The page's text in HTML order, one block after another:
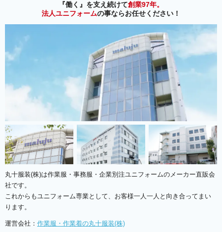
『働く』を支え続けて創業97年。
法人ユニフォームの事ならお任せください！
丸十服装(株)は作業服・事務服・企業別注ユニフォームのメーカー直販会
社です。
これからもユニフォーム専業として、お客様一人一人と向き合ってまい
ります。
運営会社： 作業服・作業着の丸十服装(株)